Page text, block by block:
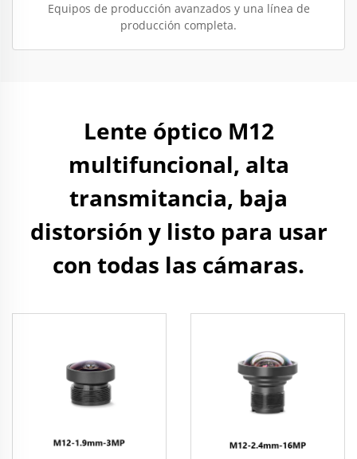
Equipos de producción avanzados y una línea de
producción completa.
Lente óptico M12
multifuncional, alta
transmitancia, baja
distorsión y listo para usar
con todas las cámaras.